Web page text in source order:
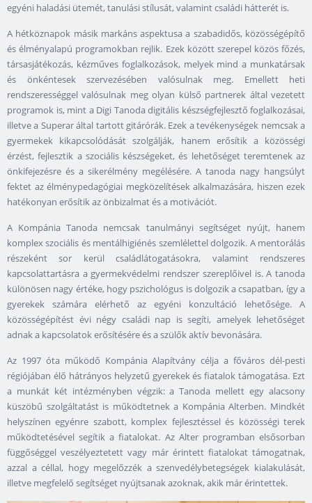
egyéni haladási ütemét, tanulási stílusát, valamint családi hátterét is.
A hétköznapok másik markáns aspektusa a szabadidős, közösségépítő
és élményalapú programokban rejlik. Ezek között szerepel közös főzés,
társasjátékozás, kézműves foglalkozások, melyek mind a munkatársak
és önkéntesek szervezésében valósulnak meg. Emellett heti
rendszerességgel valósulnak meg olyan külső partnerek által vezetett
programok is, mint a Digi Tanoda digitális készségfejlesztő foglalkozásai,
illetve a Superar által tartott gitárórák. Ezek a tevékenységek nemcsak a
gyermekek kikapcsolódását szolgálják, hanem erősítik a közösségi
érzést, fejlesztik a szociális készségeket, és lehetőséget teremtenek az
önkifejezésre és a sikerélmény megélésére. A tanoda nagy hangsúlyt
fektet az élménypedagógiai megközelítések alkalmazására, hiszen ezek
hatékonyan erősítik az önbizalmat és a motivációt.
A Kompánia Tanoda nemcsak tanulmányi segítséget nyújt, hanem
komplex szociális és mentálhigiénés szemlélettel dolgozik. A mentorálás
részeként sor kerül családlátogatásokra, valamint rendszeres
kapcsolattartásra a gyermekvédelmi rendszer szereplőivel is. A tanoda
különösen nagy értéke, hogy pszichológus is dolgozik a csapatban, így a
gyerekek számára elérhető az egyéni konzultáció lehetősége. A
közösségépítést évi négy családi nap is segíti, amelyek lehetőséget
adnak a kapcsolatok erősítésére és a szülők aktív bevonására.
Az 1997 óta működő Kompánia Alapítvány célja a főváros dél-pesti
régiójában élő hátrányos helyzetű gyerekek és fiatalok támogatása. Ezt
a munkát két intézményben végzik: a Tanoda mellett egy alacsony
küszöbű szolgáltatást is működtetnek a Kompánia Alterben. Mindkét
helyszínen egyénre szabott, komplex fejlesztéssel és közösségi terek
működtetésével segítik a fiatalokat. Az Alter programban elsősorban
függőséggel veszélyeztetett vagy már érintett fiatalokat támogatnak,
azzal a céllal, hogy megelőzzék a szenvedélybetegségek kialakulását,
illetve megfelelő segítséget nyújtsanak azoknak, akik már érintettek.